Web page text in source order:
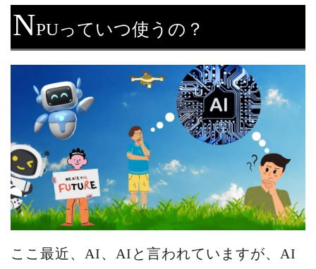
NPUっていつ使うの？
ここ最近、AI、AIと言われていますが、AI